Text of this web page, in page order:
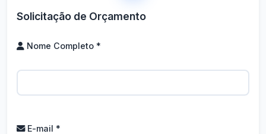
Solicitação de Orçamento
Nome Completo *
E-mail *